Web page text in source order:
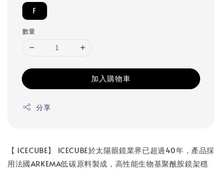
F
數量
加入購物車
分享
【 ICECUBE】 ICECUBE於太陽眼鏡業界已超過40年，產品採
用法國ARKEMA低碳原料製成，高性能生物基聚酰胺鏡架穩